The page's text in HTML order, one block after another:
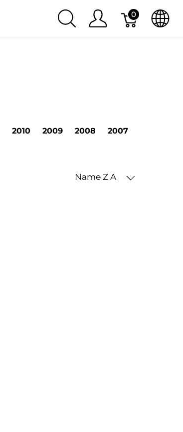
0
2010 2009 2008 2007
Name Z A